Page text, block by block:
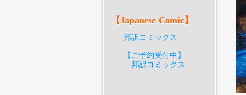
【Japanese Comic】
邦訳コミックス
【ご予約受付中】
邦訳コミックス